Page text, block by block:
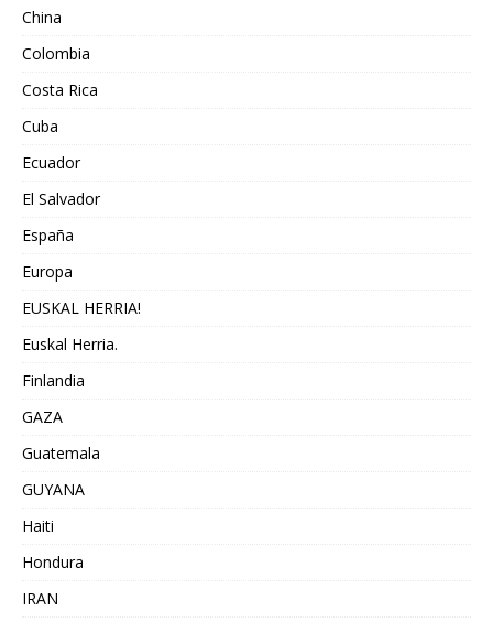
China
Colombia
Costa Rica
Cuba
Ecuador
El Salvador
España
Europa
EUSKAL HERRIA!
Euskal Herria.
Finlandia
GAZA
Guatemala
GUYANA
Haiti
Hondura
IRAN